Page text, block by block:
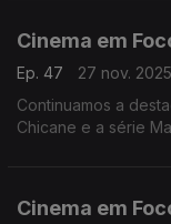
Cinema em
Ep. 47
27 nov. 2025
Continuamos a
Chicane e a série
Cinema em